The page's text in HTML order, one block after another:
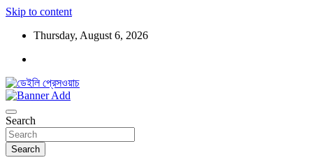
Skip to content
Thursday, August 6, 2026
ডেইলি প্রেসওয়াচ
Search
Search